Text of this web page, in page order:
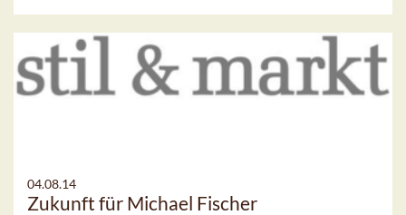
04.08.14
Zukunft für Michael Fischer